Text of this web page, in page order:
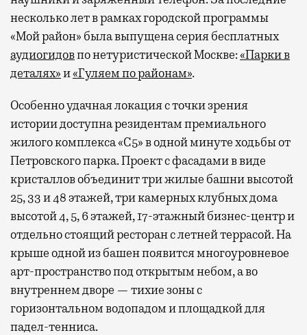
несколько лет в рамках городской программы
«Мой район» была выпущена серия бесплатных
аудиогидовпо нетуристической Москве:«Парки в
деталях»и«Гуляем по районам».
Особенно удачная локация с точки зрения
истории доступна резидентам премиального
жилого комплекса «С5»в одной минуте ходьбы от
Петровского парка. Проект с фасадами в виде
кристаллов объединит три жилые башни высотой
25, 33 и 48 этажей, три камерных клубных дома
высотой 4, 5, 6 этажей, 17-этажный бизнес-центр и
отдельно стоящий ресторан с летней террасой. На
крыше одной из башен появится многоуровневое
арт-пространство под открытым небом, а во
внутреннем дворе — тихие зоны с
горизонтальном водопадом и площадкой для
падел-тенниса.